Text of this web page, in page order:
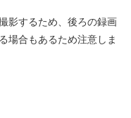
影するため、後ろの録画
場合もあるため注意しま